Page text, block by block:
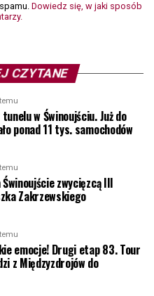
Dowiedz się, w jaki sposób
CZYTANE
w Świnoujściu. Już do
ponad 11 tys. samochodów
zwycięzcą III
Zakrzewskiego
emocje! Drugi etap 83. Tour
z Międzyzdrojów do